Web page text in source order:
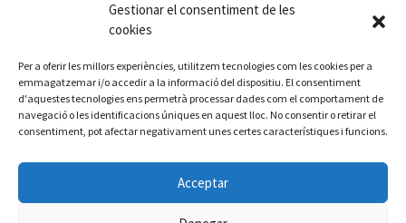
Gestionar el consentiment de les
cookies
Per a oferir les millors experiències, utilitzem tecnologies com les cookies per a
emmagatzemar i/o accedir a la informació del dispositiu. El consentiment
d'aquestes tecnologies ens permetrà processar dades com el comportament de
navegació o les identificacions úniques en aquest lloc. No consentir o retirar el
consentiment, pot afectar negativament unes certes característiques i funcions.
Acceptar
Ordenances Fiscals, Ordenances i Reglaments i Subvencions i
Turisme
Allotjament